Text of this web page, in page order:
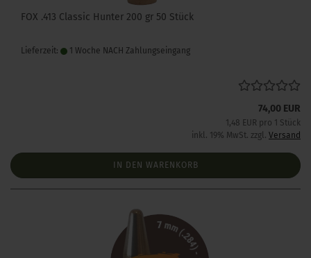
FOX .413 Classic Hunter 200 gr 50 Stück
Lieferzeit: 1 Woche NACH Zahlungseingang
74,00 EUR
1,48 EUR pro 1 Stück
inkl. 19% MwSt. zzgl. Versand
IN DEN WARENKORB